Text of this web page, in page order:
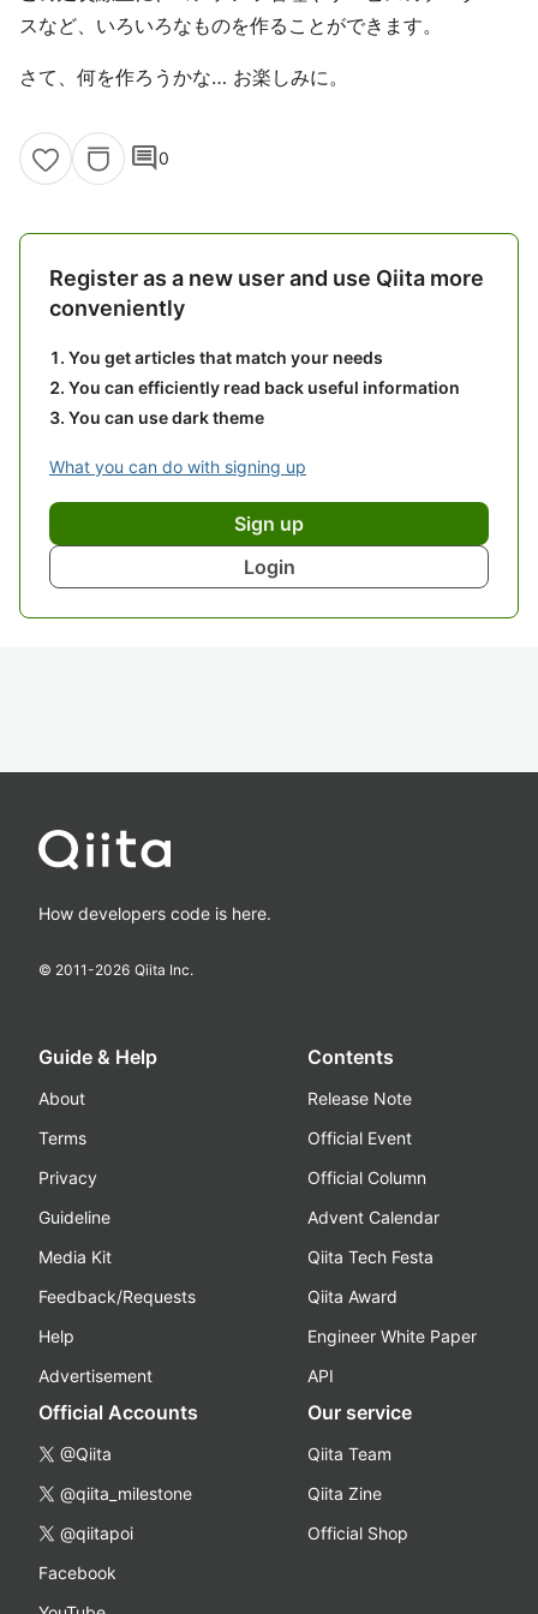
スなど、いろいろなものを作ることができます。
さて、何を作ろうかな… お楽しみに。
comment0
Register as a new user and use Qiita more
conveniently
You get articles that match your needs
You can efficiently read back useful information
You can use dark theme
What you can do with signing up
Sign up
Login
How developers code is here.
© 2011-2026 Qiita Inc.
Guide & Help
About
Terms
Privacy
Guideline
Media Kit
Feedback/Requests
Help
Advertisement
Contents
Release Note
Official Event
Official Column
Advent Calendar
Qiita Tech Festa
Qiita Award
Engineer White Paper
API
Official Accounts
@Qiita
@qiita_milestone
@qiitapoi
Facebook
Our service
Qiita Team
Qiita Zine
Official Shop